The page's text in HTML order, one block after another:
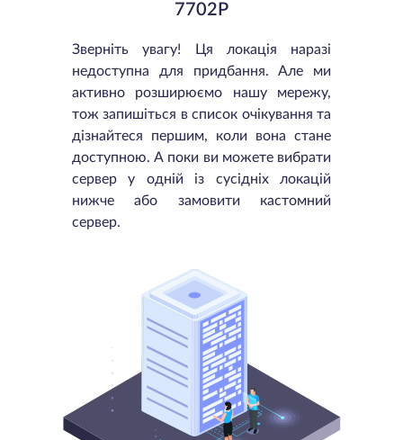
7702P
Зверніть увагу! Ця локація наразі
недоступна для придбання. Але ми
активно розширюємо нашу мережу,
тож запишіться в список очікування та
дізнайтеся першим, коли вона стане
доступною. А поки ви можете вибрати
сервер у одній із сусідніх локацій
нижче або замовити кастомний
сервер.